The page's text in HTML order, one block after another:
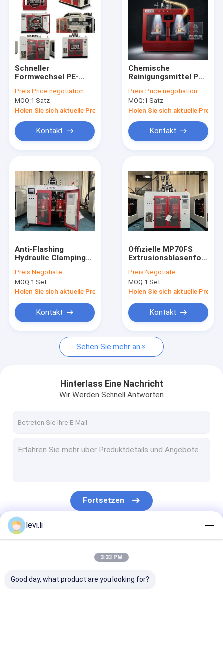
Schneller
Formwechsel PE-
MEPER 80FD
Preis:Price negotiation
MOQ:1 Satz
Holen Sie sich aktuelle Preis
Kontakt
Chemische
Reinigungsmittel PE
80FD
Preis:Price negotiation
MOQ:1 Satz
Holen Sie sich aktuelle Preis
Kontakt
Anti-Flashing
Hydraulic Clamping
Moulding Machine
MP70FS mit einer
Breitfläche von mehr
Preis:Negotiate
MOQ:1 Set
Holen Sie sich aktuelle Preis
Kontakt
Offizielle MP70FS
Druckdruckkopfes
Preis:Negotiate
MOQ:1 Set
Holen Sie sich aktuelle Preis
Kontakt
Sehen Sie mehr an
Hinterlass Eine Nachricht
Wir Werden Schnell Antworten
Fortsetzen
Unsere Kategorien
levi.li
3:33 PM
Good day, what product are you looking for?